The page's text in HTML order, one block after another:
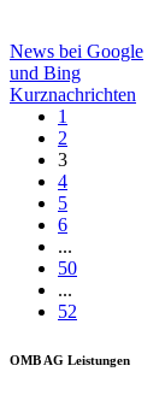
News bei Google
und Bing
Kurznachrichten
1
2
3
4
5
6
...
50
...
52
OMB AG Leistungen